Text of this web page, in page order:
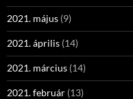
2021. május (9)
2021. április (14)
2021. március (14)
2021. február (13)